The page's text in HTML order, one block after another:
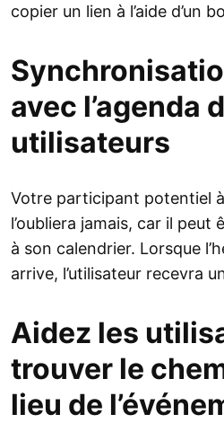
copier un lien à l’aide d’un
avec l’agenda
utilisateurs
Votre participant potentiel à
l’oubliera jamais, car il
à son calendrier. Lorsque
arrive, l’utilisateur recevra
Aidez les
trouver le
lieu de